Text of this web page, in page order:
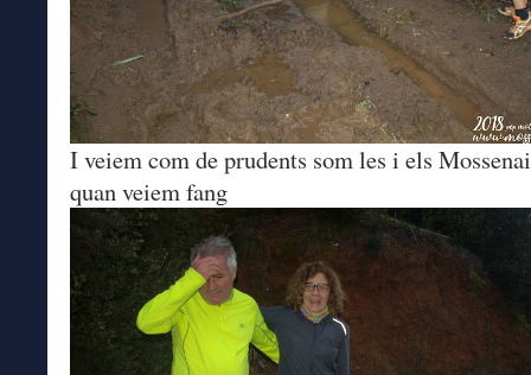
I veiem com de prudents som les i els
quan veiem fang